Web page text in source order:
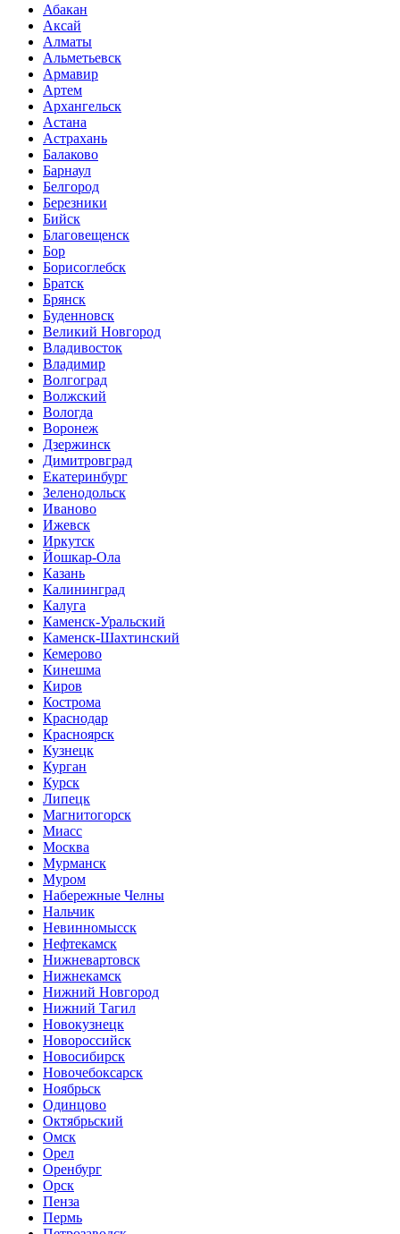
Абакан
Аксай
Алматы
Альметьевск
Армавир
Артем
Архангельск
Астана
Астрахань
Балаково
Барнаул
Белгород
Березники
Бийск
Благовещенск
Бор
Борисоглебск
Братск
Брянск
Буденновск
Великий Новгород
Владивосток
Владимир
Волгоград
Волжский
Вологда
Воронеж
Дзержинск
Димитровград
Екатеринбург
Зеленодольск
Иваново
Ижевск
Иркутск
Йошкар-Ола
Казань
Калининград
Калуга
Каменск-Уральский
Каменск-Шахтинский
Кемерово
Кинешма
Киров
Кострома
Краснодар
Красноярск
Кузнецк
Курган
Курск
Липецк
Магнитогорск
Миасс
Москва
Мурманск
Муром
Набережные Челны
Нальчик
Невинномысск
Нефтекамск
Нижневартовск
Нижнекамск
Нижний Новгород
Нижний Тагил
Новокузнецк
Новороссийск
Новосибирск
Новочебоксарск
Ноябрьск
Одинцово
Октябрьский
Омск
Орел
Оренбург
Орск
Пенза
Пермь